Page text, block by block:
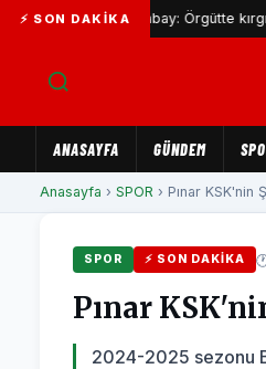
⚡ SON DAKIKA
Alabay: Örgütte kırgınlıkları
ANASAYFA GÜNDEM
Anasayfa › SPOR › Pınar
SPOR ⚡ SON DAKIKA
Pınar
2024-2025 sezonu